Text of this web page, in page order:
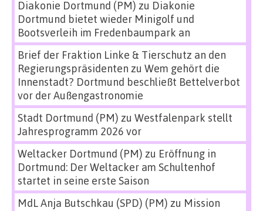
Diakonie Dortmund (PM) zu Diakonie
Dortmund bietet wieder Minigolf und
Bootsverleih im Fredenbaumpark an
Brief der Fraktion Linke & Tierschutz an den
Regierungspräsidenten zu Wem gehört die
Innenstadt? Dortmund beschließt Bettelverbot
vor der Außengastronomie
Stadt Dortmund (PM) zu Westfalenpark stellt
Jahresprogramm 2026 vor
Weltacker Dortmund (PM) zu Eröffnung in
Dortmund: Der Weltacker am Schultenhof
startet in seine erste Saison
MdL Anja Butschkau (SPD) (PM) zu Mission